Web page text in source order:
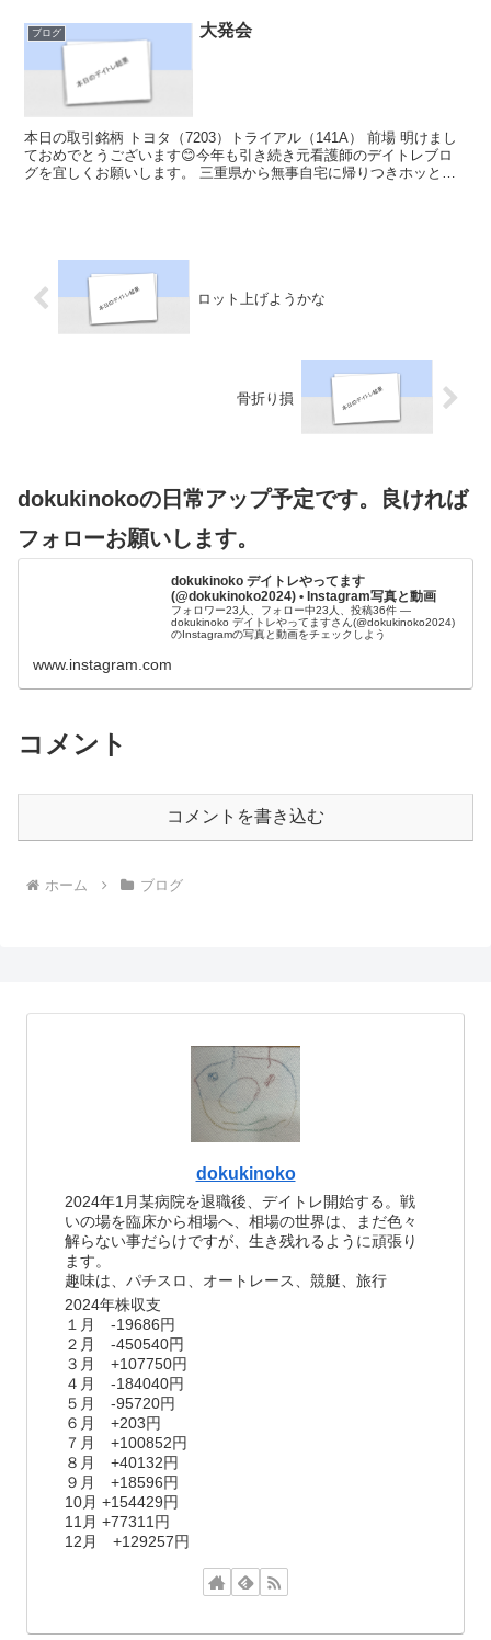
ブログ 大発会
本日の取引銘柄 トヨタ（7203）トライアル（141A） 前場 明けまし
ておめでとうございます😊今年も引き続き元看護師のデイトレブロ
グを宜しくお願いします。 三重県から無事自宅に帰りつきホッとし
ロット上げようかな
骨折り損
dokukinokoの日常アップ予定です。良ければ
フォローお願いします。
dokukinoko デイトレやってます
(@dokukinoko2024) • Instagram写真と動画
フォロワー23人、フォロー中23人、投稿36件 ―
dokukinoko デイトレやってますさん(@dokukinoko2024)
のInstagramの写真と動画をチェックしよう
www.instagram.com
コメント
コメントを書き込む
ホーム ブログ
dokukinoko
2024年1月某病院を退職後、デイトレ開始する。戦
いの場を臨床から相場へ、相場の世界は、まだ色々
解らない事だらけですが、生き残れるように頑張り
ます。
趣味は、パチスロ、オートレース、競艇、旅行
2024年株収支
１月 -19686円
２月 -450540円
３月 +107750円
４月 -184040円
５月 -95720円
６月 +203円
７月 +100852円
８月 +40132円
９月 +18596円
10月 +154429円
11月 +77311円
12月 +129257円